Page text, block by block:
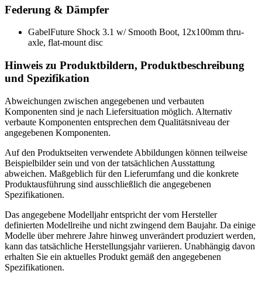
Federung & Dämpfer
GabelFuture Shock 3.1 w/ Smooth Boot, 12x100mm thru-
axle, flat-mount disc
Hinweis zu Produktbildern, Produktbeschreibung
und Spezifikation
Abweichungen zwischen angegebenen und verbauten
Komponenten sind je nach Liefersituation möglich. Alternativ
verbaute Komponenten entsprechen dem Qualitätsniveau der
angegebenen Komponenten.
Auf den Produktseiten verwendete Abbildungen können teilweise
Beispielbilder sein und von der tatsächlichen Ausstattung
abweichen. Maßgeblich für den Lieferumfang und die konkrete
Produktausführung sind ausschließlich die angegebenen
Spezifikationen.
Das angegebene Modelljahr entspricht der vom Hersteller
definierten Modellreihe und nicht zwingend dem Baujahr. Da einige
Modelle über mehrere Jahre hinweg unverändert produziert werden,
kann das tatsächliche Herstellungsjahr variieren. Unabhängig davon
erhalten Sie ein aktuelles Produkt gemäß den angegebenen
Spezifikationen.